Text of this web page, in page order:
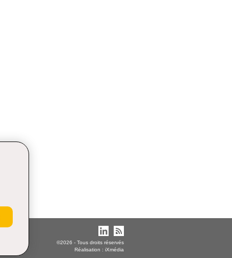
©2026 - Tous droits réservés
Réalisation : iXmédia